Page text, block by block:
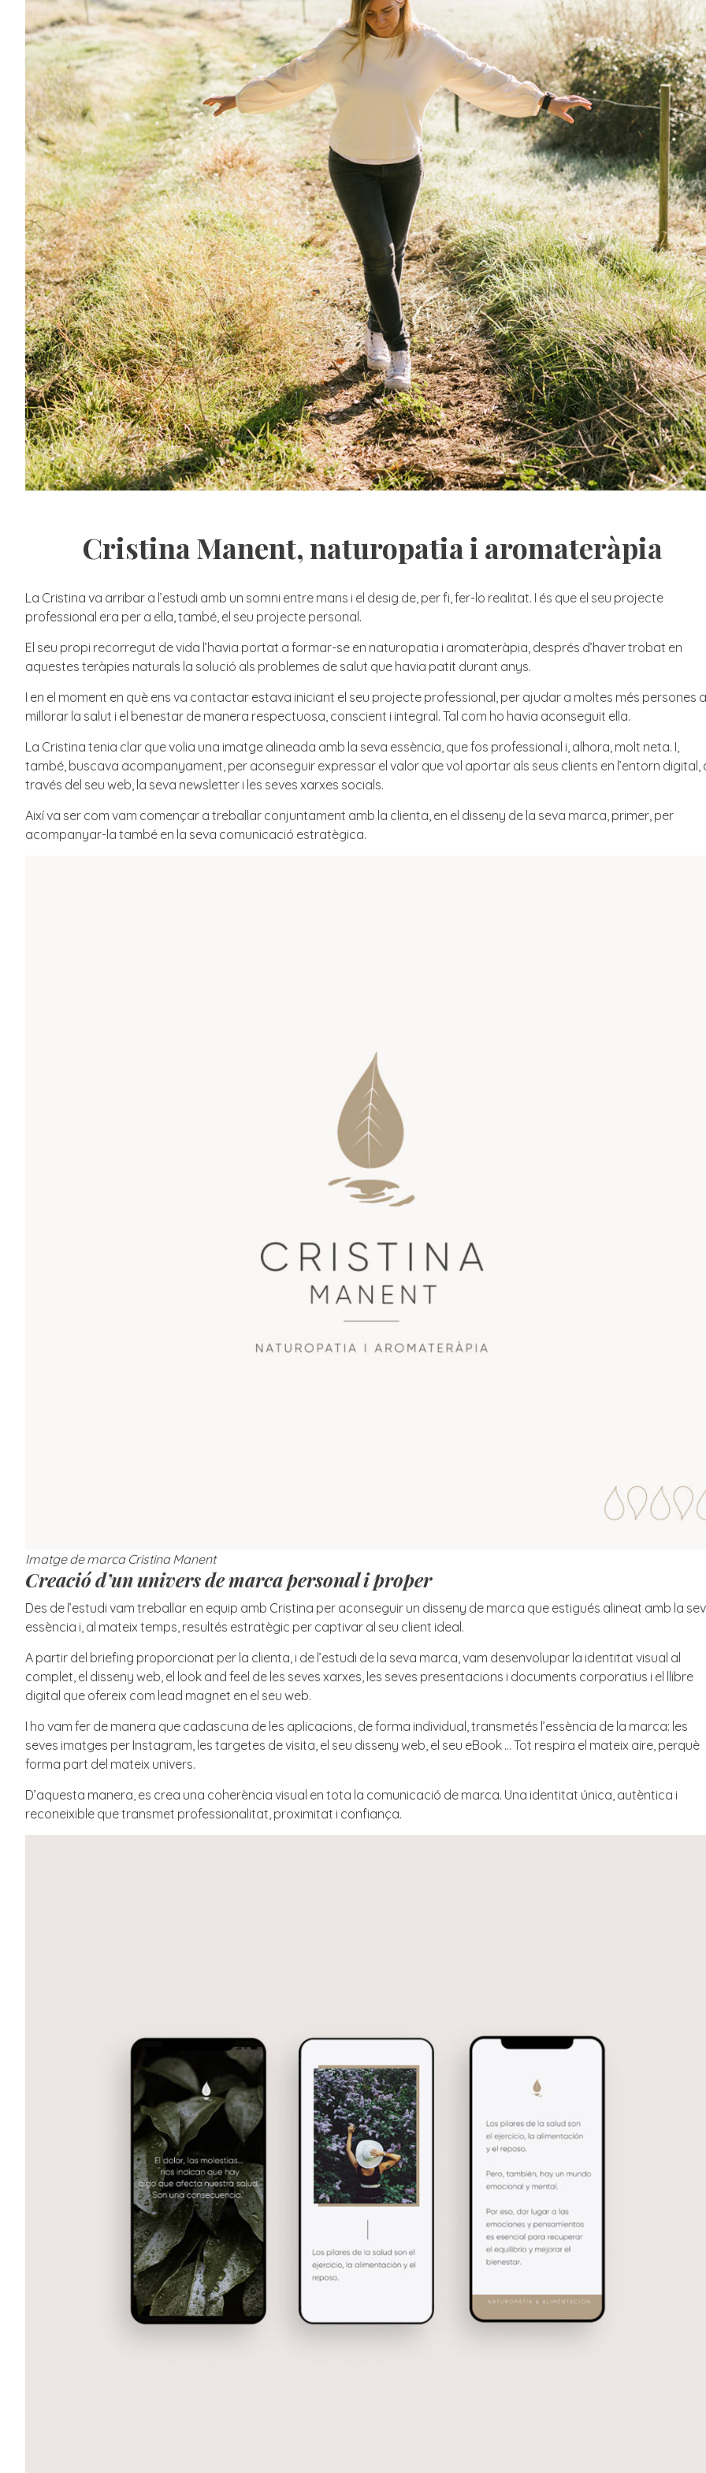
Cristina Manent, naturopatia i aromateràpia
La Cristina va arribar a l’estudi amb un somni entre mans i el desig de, per fi, fer-lo realitat. I és que el seu projecte
professional era per a ella, també, el seu projecte personal.
El seu propi recorregut de vida l’havia portat a formar-se en naturopatia i aromateràpia, després d’haver trobat en
aquestes teràpies naturals la solució als problemes de salut que havia patit durant anys.
I en el moment en què ens va contactar estava iniciant el seu projecte professional, per ajudar a moltes més persones a
millorar la salut i el benestar de manera respectuosa, conscient i integral. Tal com ho havia aconseguit ella.
La Cristina tenia clar que volia una imatge alineada amb la seva essència, que fos professional i, alhora, molt neta. I,
també, buscava acompanyament, per aconseguir expressar el valor que vol aportar als seus clients en l’entorn digital,
través del seu web, la seva newsletter i les seves xarxes socials.
Així va ser com vam començar a treballar conjuntament amb la clienta, en el disseny de la seva marca, primer, per
acompanyar-la també en la seva comunicació estratègica.
Imatge de marca Cristina Manent
Creació d’un univers de marca personal i proper
Des de l’estudi vam treballar en equip amb Cristina per aconseguir un disseny de marca que estigués alineat amb la
essència i, al mateix temps, resultés estratègic per captivar al seu client ideal.
A partir del briefing proporcionat per la clienta, i de l’estudi de la seva marca, vam desenvolupar la identitat visual al
complet, el disseny web, el look and feel de les seves xarxes, les seves presentacions i documents corporatius i el llibre
digital que ofereix com lead magnet en el seu web.
I ho vam fer de manera que cadascuna de les aplicacions, de forma individual, transmetés l’essència de la marca: les
seves imatges per Instagram, les targetes de visita, el seu disseny web, el seu eBook … Tot respira el mateix aire, perquè
forma part del mateix univers.
D’aquesta manera, es crea una coherència visual en tota la comunicació de marca. Una identitat única, autèntica i
reconeixible que transmet professionalitat, proximitat i confiança.